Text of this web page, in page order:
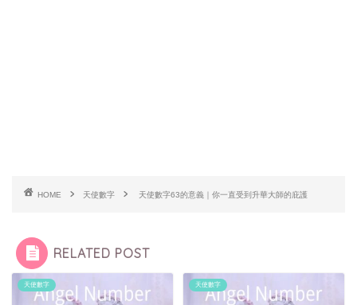
HOME 天使數字 天使數字63的意義｜你一直受到升華大師的庇護
RELATED POST
天使數字 天使數字